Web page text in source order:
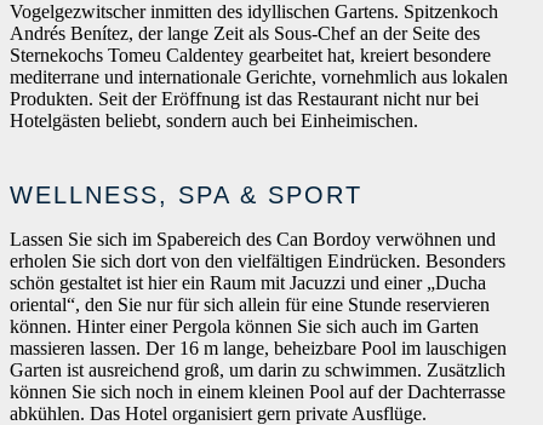
Vogelgezwitscher inmitten des idyllischen Gartens. Spitzenkoch
Andrés Benítez, der lange Zeit als Sous-Chef an der Seite des
Sternekochs Tomeu Caldentey gearbeitet hat, kreiert besondere
mediterrane und internationale Gerichte, vornehmlich aus lokalen
Produkten. Seit der Eröffnung ist das Restaurant nicht nur bei
Hotelgästen beliebt, sondern auch bei Einheimischen.
WELLNESS, SPA & SPORT
Lassen Sie sich im Spabereich des Can Bordoy verwöhnen und
erholen Sie sich dort von den vielfältigen Eindrücken. Besonders
schön gestaltet ist hier ein Raum mit Jacuzzi und einer „Ducha
oriental“, den Sie nur für sich allein für eine Stunde reservieren
können. Hinter einer Pergola können Sie sich auch im Garten
massieren lassen. Der 16 m lange, beheizbare Pool im lauschigen
Garten ist ausreichend groß, um darin zu schwimmen. Zusätzlich
können Sie sich noch in einem kleinen Pool auf der Dachterrasse
abkühlen. Das Hotel organisiert gern private Ausflüge.